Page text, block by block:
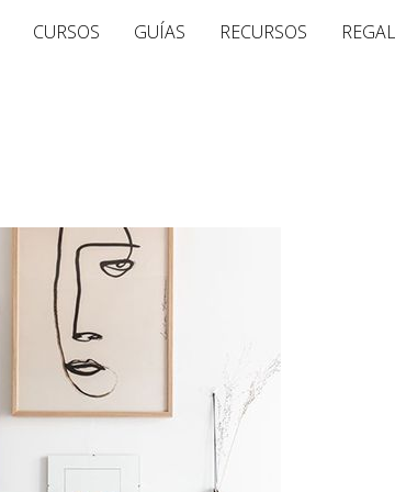
CURSOS GUÍAS RECURSOS